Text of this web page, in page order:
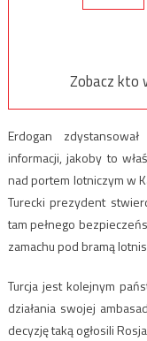
Zobacz kto
Erdogan
informacji, jakoby to
nad portem lotniczym w
Turecki prezydent
tam pełnego
zamachu pod bramą
Turcja jest kolejnym
działania swojej
decyzję taką ogłosili